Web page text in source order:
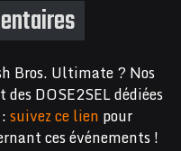
Bros. Ultimate ? Nos
des DOSE2SEL dédiées
suivez ce lien pour
ces événements !